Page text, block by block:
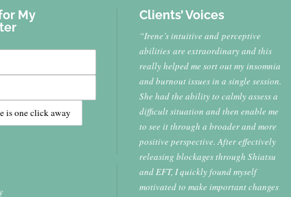
My
Clients’ Voices
“Irene’s intuitive and perceptive
abilities are extraordinary and this
really helped me sort out my insomnia
and burnout issues in a single session.
She had the ability to calmly assess a
difficult situation and then enable me
to see it through a broader and more
positive perspective. After effectively
releasing blockages through Shiatsu
and EFT, I quickly found myself
motivated to make important changes